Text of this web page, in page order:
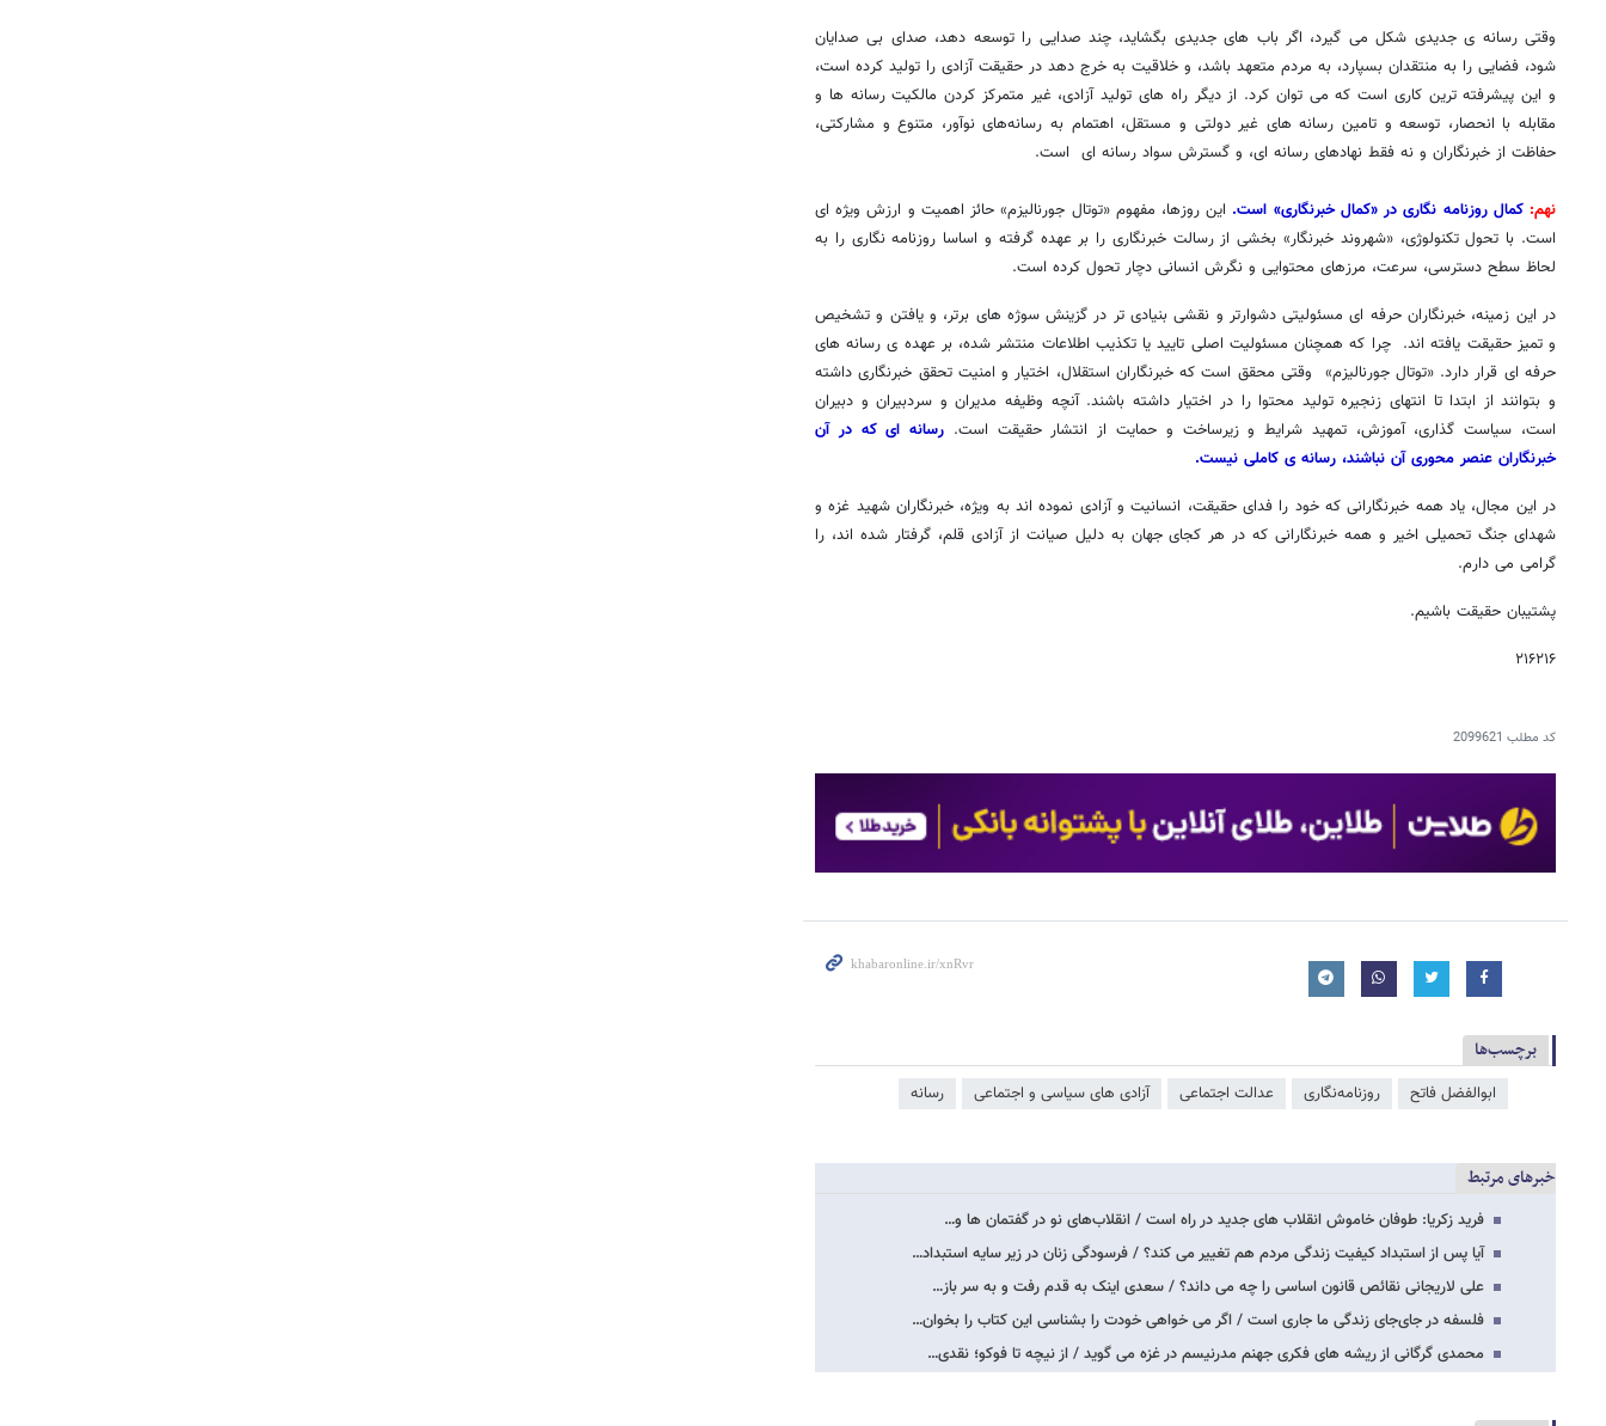
وقتی رسانه ی جدیدی شکل می گیرد، اگر باب های جدیدی بگشاید، چند صدایی را توسعه دهد، صدای بی صدایان
شود، فضایی را به منتقدان بسپارد، به مردم متعهد باشد، و خلاقیت به خرج دهد در حقیقت آزادی را تولید کرده است،
و این پیشرفته ترین کاری است که می توان کرد. از دیگر راه های تولید آزادی، غیر متمرکز کردن مالکیت رسانه ها و
مقابله با انحصار، توسعه و تامین رسانه های غیر دولتی و مستقل، اهتمام به رسانه‌های نوآور، متنوع و مشارکتی،
حفاظت از خبرنگاران و نه فقط نهادهای رسانه ای، و گسترش سواد رسانه ای است.
نهم: کمال روزنامه نگاری در «کمال خبرنگاری» است. این روزها، مفهوم «توتال جورنالیزم» حائز اهمیت و ارزش ویژه ای
است. با تحول تکنولوژی، «شهروند خبرنگار» بخشی از رسالت خبرنگاری را بر عهده گرفته و اساسا روزنامه نگاری را به
لحاظ سطح دسترسی، سرعت، مرزهای محتوایی و نگرش انسانی دچار تحول کرده است.
در این زمینه، خبرنگاران حرفه ای مسئولیتی دشوارتر و نقشی بنیادی تر در گزینش سوژه های برتر، و یافتن و تشخیص
و تمیز حقیقت یافته اند. چرا که همچنان مسئولیت اصلی تایید یا تکذیب اطلاعات منتشر شده، بر عهده ی رسانه های
حرفه ای قرار دارد. «توتال جورنالیزم» وقتی محقق است که خبرنگاران استقلال، اختیار و امنیت تحقق خبرنگاری داشته
و بتوانند از ابتدا تا انتهای زنجیره تولید محتوا را در اختیار داشته باشند. آنچه وظیفه مدیران و سردبیران و دبیران
است، سیاست گذاری، آموزش، تمهید شرایط و زیرساخت و حمایت از انتشار حقیقت است. رسانه ای که در آن
خبرنگاران عنصر محوری آن نباشند، رسانه ی کاملی نیست.
در این مجال، یاد همه خبرنگارانی که خود را فدای حقیقت، انسانیت و آزادی نموده اند به ویژه، خبرنگاران شهید غزه و
شهدای جنگ تحمیلی اخیر و همه خبرنگارانی که در هر کجای جهان به دلیل صیانت از آزادی قلم، گرفتار شده اند، را
گرامی می دارم.
پشتیبان حقیقت باشیم.
۲۱۶۲۱۶
کد مطلب 2099621
برچسب‌ها
ابوالفضل فاتح روزنامه‌نگاری عدالت اجتماعی آزادی های سیاسی و اجتماعی رسانه
خبرهای مرتبط
فرید زکریا: طوفان خاموش انقلاب های جدید در راه است / انقلاب‌های نو در گفتمان ها و…
آیا پس از استبداد کیفیت زندگی مردم هم تغییر می کند؟ / فرسودگی زنان در زیر سایه استبداد…
علی لاریجانی نقائص قانون اساسی را چه می داند؟ / سعدی اینک به قدم رفت و به سر باز…
فلسفه در جای‌جای زندگی ما جاری است / اگر می خواهی خودت را بشناسی این کتاب را بخوان…
محمدی گرگانی از ریشه های فکری جهنم مدرنیسم در غزه می گوید / از نیچه تا فوکو؛ نقدی…